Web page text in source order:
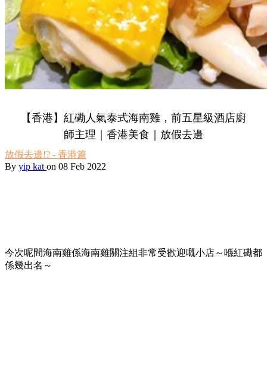
【香港】紅磡人氣泰式海南雞，前五星級酒店廚
師主理｜香港美食｜放假去邊
放假去邊!? - 香港篇
By yip kat on 08 Feb 2022
今次呢間海南雞係海南雞關注組非常受歡迎嘅小店～喺紅磡都
係幾出名～